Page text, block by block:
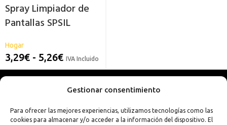
Gestionar consentimiento
Para ofrecer las mejores experiencias, utilizamos tecnologías como las
cookies para almacenar y/o acceder a la información del dispositivo. El
Spray Limpiador de
Pantallas SPSIL
Hogar
3,29€ - 5,26€ IVA Incluido